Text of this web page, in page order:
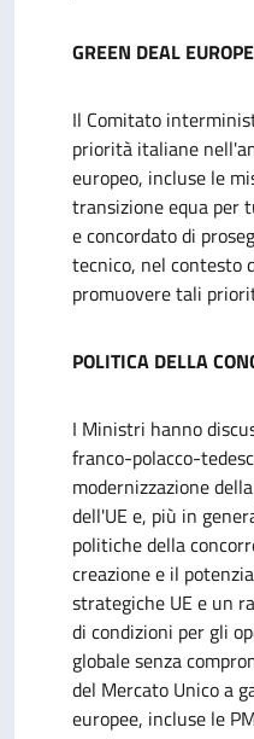
GREEN DEAL
Il Comitato
priorità italiane
europeo, incluse le
transizione equa per
e concordato di
tecnico, nel contesto
promuovere tali
POLITICA DELLA
I Ministri hanno
franco-polacco-
modernizzazione
dell'UE e, più in
politiche della
creazione e il
strategiche UE e un
di condizioni per gli
globale senza
del Mercato Unico a
europee, incluse le